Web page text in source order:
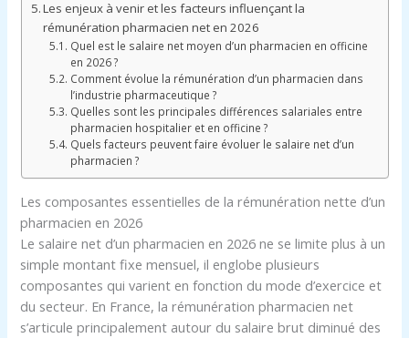
Les enjeux à venir et les facteurs influençant la
rémunération pharmacien net en 2026
Quel est le salaire net moyen d’un pharmacien en officine
en 2026 ?
Comment évolue la rémunération d’un pharmacien dans
l’industrie pharmaceutique ?
Quelles sont les principales différences salariales entre
pharmacien hospitalier et en officine ?
Quels facteurs peuvent faire évoluer le salaire net d’un
pharmacien ?
Les composantes essentielles de la rémunération nette d’un
pharmacien en 2026
Le salaire net d’un pharmacien en 2026 ne se limite plus à un
simple montant fixe mensuel, il englobe plusieurs
composantes qui varient en fonction du mode d’exercice et
du secteur. En France, la rémunération pharmacien net
s’articule principalement autour du salaire brut diminué des